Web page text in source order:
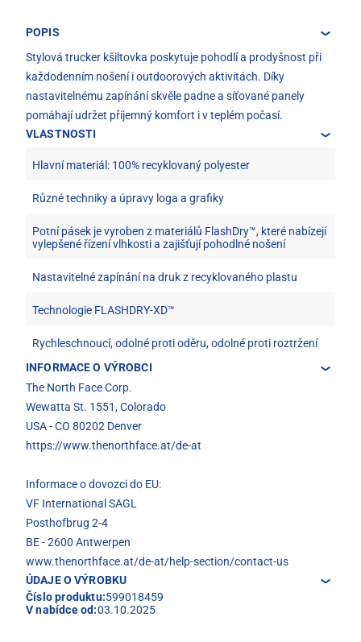
POPIS
Stylová trucker kšiltovka poskytuje pohodlí a prodyšnost při
každodenním nošení i outdoorových aktivitách. Díky
nastavitelnému zapínání skvěle padne a síťované panely
pomáhají udržet příjemný komfort i v teplém počasí.
VLASTNOSTI
Hlavní materiál: 100% recyklovaný polyester
Různé techniky a úpravy loga a grafiky
Potní pásek je vyroben z materiálů FlashDry™, které nabízejí
vylepšené řízení vlhkosti a zajišťují pohodlné nošení
Nastavitelné zapínání na druk z recyklovaného plastu
Technologie FLASHDRY-XD™
Rychleschnoucí, odolné proti oděru, odolné proti roztržení
INFORMACE O VÝROBCI
The North Face Corp.
Wewatta St. 1551, Colorado
USA - CO 80202 Denver
https://www.thenorthface.at/de-at
Informace o dovozci do EU:
VF International SAGL
Posthofbrug 2-4
BE - 2600 Antwerpen
www.thenorthface.at/de-at/help-section/contact-us
ÚDAJE O VÝROBKU
Číslo produktu:599018459
V nabídce od:03.10.2025